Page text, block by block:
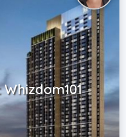
Whizdom101